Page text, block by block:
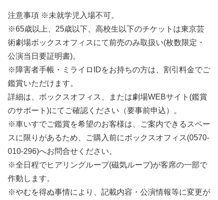
注意事項 ※未就学児入場不可。
※65歳以上、25歳以下、高校生以下のチケットは東京芸
術劇場ボックスオフィスにて前売のみ取扱い(枚数限定・
公演当日要証明書)。
※障害者手帳・ミライロIDをお持ちの方は、割引料金でご
鑑賞いただけます。
詳細は、ボックスオフィス、または劇場WEBサイト(鑑賞
のサポート)にてご確認ください（要事前申込）。
※車いすでご鑑賞を希望のお客様は、ご案内できるスペー
スに限りがあるため、ご購入前にボックスオフィス(0570-
010-296)へお問合せください。
※全日程でヒアリングループ(磁気ループ)が客席の一部で
作動します。
※やむを得ぬ事情により、記載内容・公演情報等に変更が